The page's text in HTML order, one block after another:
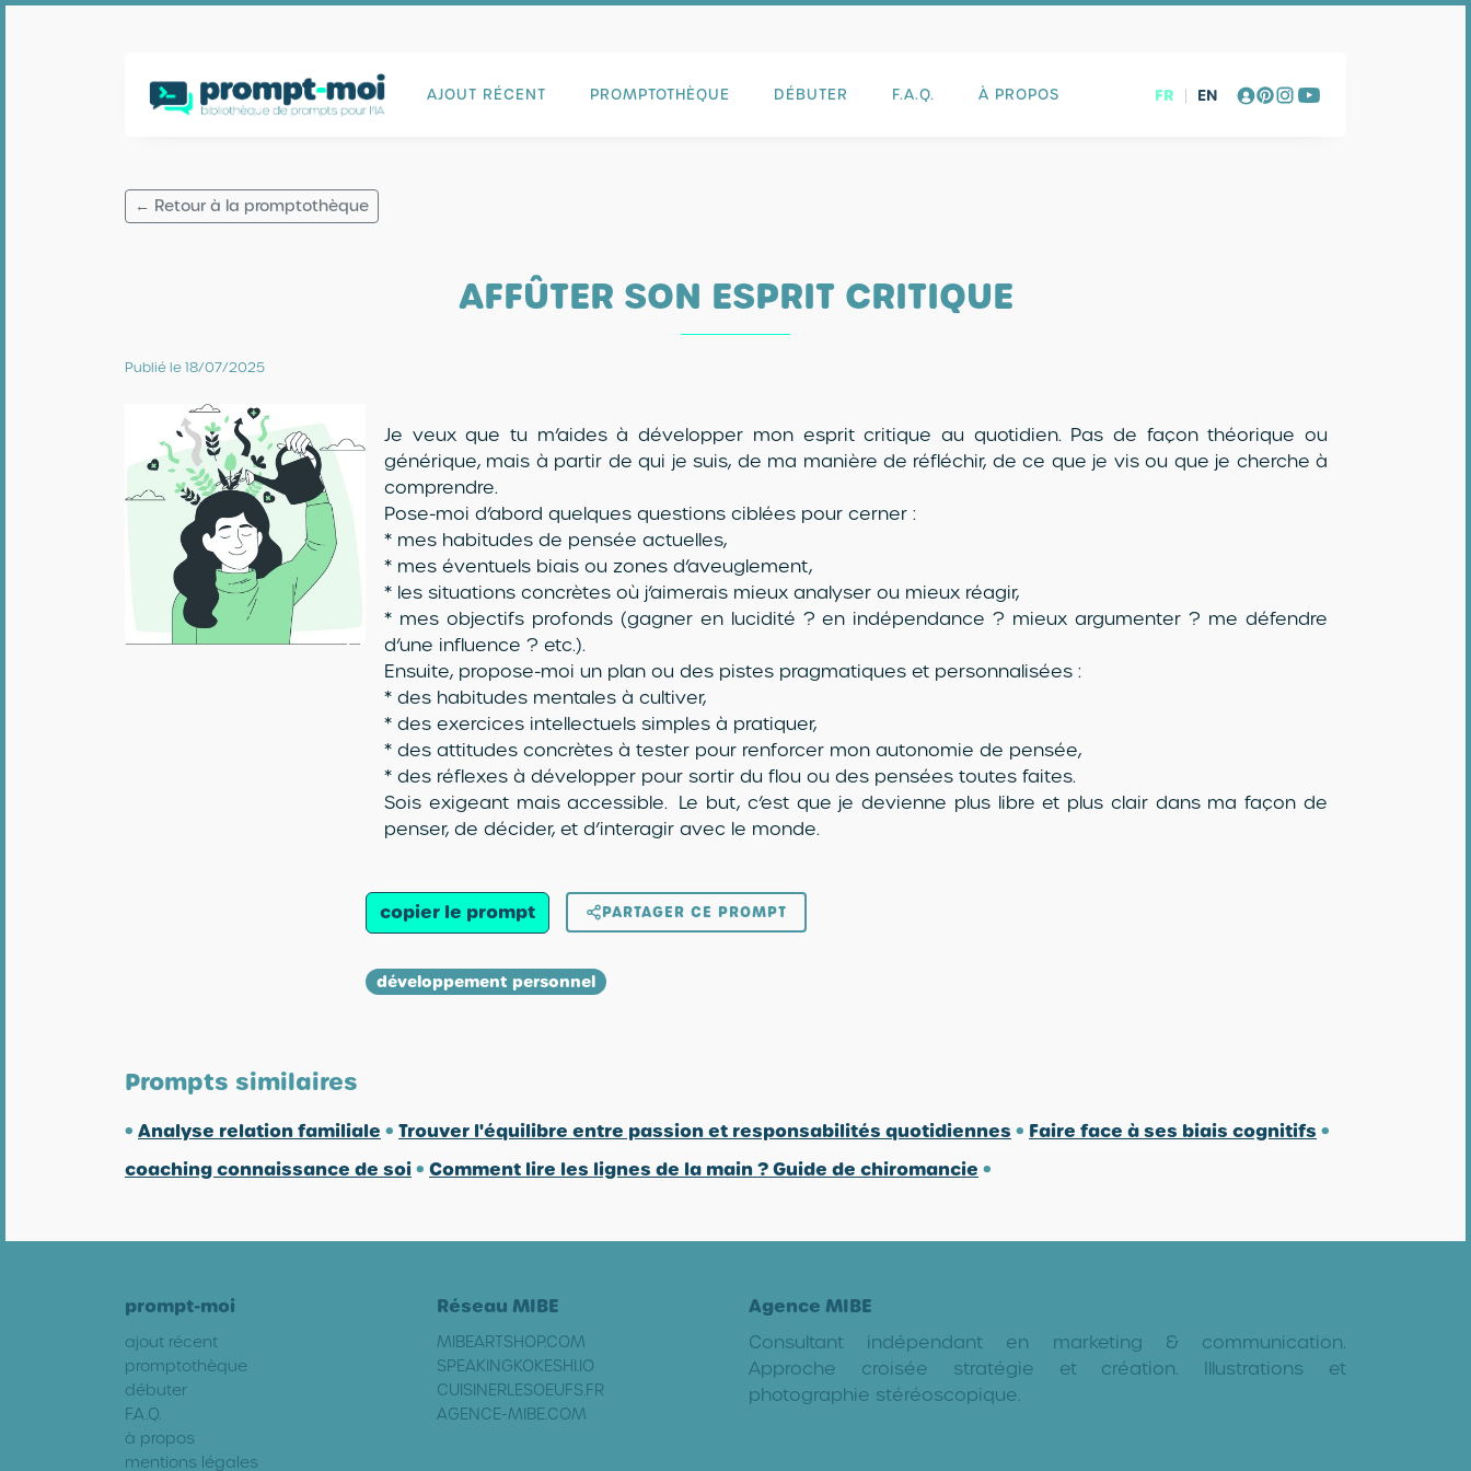
AJOUT RÉCENT PROMPTOTHÈQUE DÉBUTER F.A.Q. À PROPOS FR | EN
← Retour à la promptothèque
AFFÛTER SON ESPRIT CRITIQUE
Publié le 18/07/2025
Je veux que tu m’aides à développer mon esprit critique au quotidien. Pas de façon théorique ou
générique, mais à partir de qui je suis, de ma manière de réfléchir, de ce que je vis ou que je cherche à
comprendre.
Pose-moi d’abord quelques questions ciblées pour cerner :
* mes habitudes de pensée actuelles,
* mes éventuels biais ou zones d’aveuglement,
* les situations concrètes où j’aimerais mieux analyser ou mieux réagir,
* mes objectifs profonds (gagner en lucidité ? en indépendance ? mieux argumenter ? me défendre
d’une influence ? etc.).
Ensuite, propose-moi un plan ou des pistes pragmatiques et personnalisées :
* des habitudes mentales à cultiver,
* des exercices intellectuels simples à pratiquer,
* des attitudes concrètes à tester pour renforcer mon autonomie de pensée,
* des réflexes à développer pour sortir du flou ou des pensées toutes faites.
Sois exigeant mais accessible. Le but, c’est que je devienne plus libre et plus clair dans ma façon de
penser, de décider, et d’interagir avec le monde.
copier le prompt PARTAGER CE PROMPT
développement personnel
Prompts similaires
• Analyse relation familiale • Trouver l'équilibre entre passion et responsabilités quotidiennes • Faire face à ses biais cognitifs •
coaching connaissance de soi• Comment lire les lignes de la main ? Guide de chiromancie •
prompt-moi
ajout récent
promptothèque
débuter
F.A.Q.
à propos
mentions légales
Réseau MIBE
MIBEARTSHOP.COM
SPEAKINGKOKESHI.IO
CUISINERLESOEUFS.FR
AGENCE-MIBE.COM
Agence MIBE
Consultant indépendant en marketing & communication.
Approche croisée stratégie et création. Illustrations et
photographie stéréoscopique.